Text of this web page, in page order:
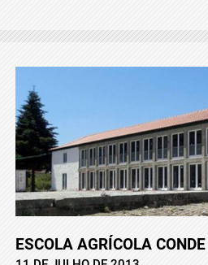
ESCOLA AGRÍCOLA